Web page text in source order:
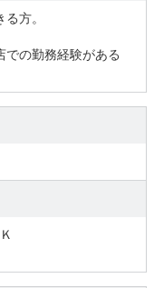
方。
での勤務経験がある